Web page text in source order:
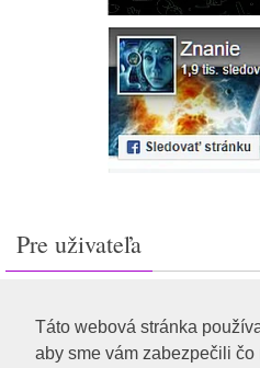
Táto webová stránka
aby sme vám zabezpečili
Pre uživateľa
Feed záznamov
RSS feed komentárov